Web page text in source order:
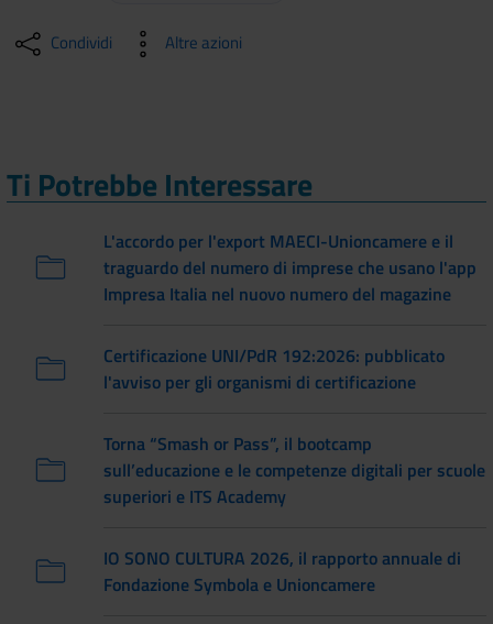
Condividi Altre azioni
Ti Potrebbe Interessare
L'accordo per l'export MAECI-Unioncamere e il
traguardo del numero di imprese che usano l'app
Impresa Italia nel nuovo numero del magazine
Certificazione UNI/PdR 192:2026: pubblicato
l'avviso per gli organismi di certificazione
Torna “Smash or Pass”, il bootcamp
sull’educazione e le competenze digitali per scuole
superiori e ITS Academy
IO SONO CULTURA 2026, il rapporto annuale di
Fondazione Symbola e Unioncamere